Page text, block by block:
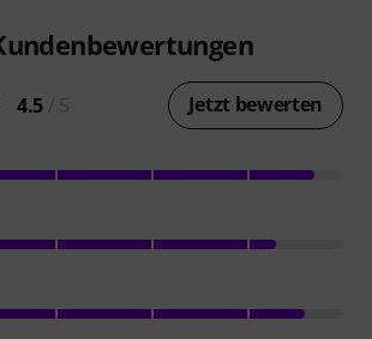
4.5 Jetzt bewerten